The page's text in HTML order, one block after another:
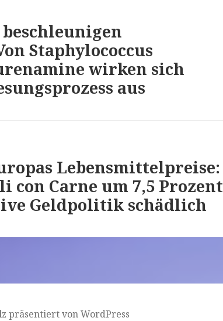
Staphylococcus
wirken sich
aus
Lebensmittelpreise:
con Carne um 7,5 Prozent
Geldpolitik schädlich
präsentiert von WordPress